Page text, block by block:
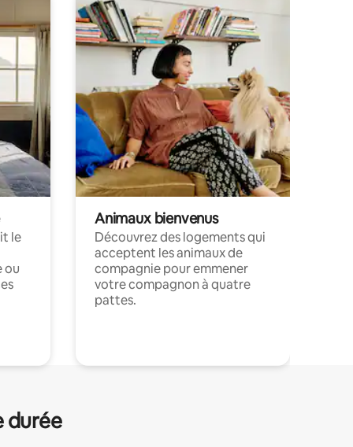
le
ou
Animaux bienvenus
Découvrez des logements qui
acceptent les animaux de
compagnie pour emmener
votre compagnon à quatre
pattes.
durée